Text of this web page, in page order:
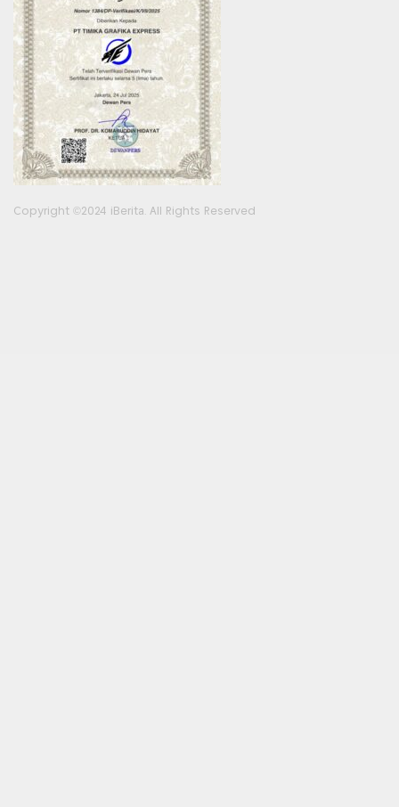
Copyright ©2024 iBerita. All Rights Reserved